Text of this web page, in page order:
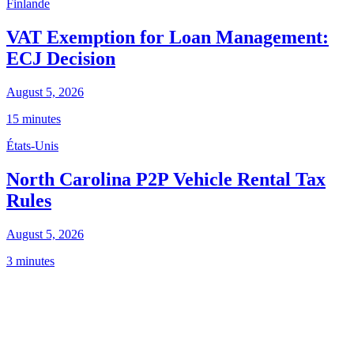
Finlande
VAT Exemption for Loan Management:
ECJ Decision
August 5, 2026
15 minutes
États-Unis
North Carolina P2P Vehicle Rental Tax
Rules
August 5, 2026
3 minutes